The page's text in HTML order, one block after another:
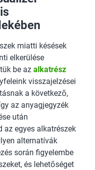
miatti késések
elkerülése
be az alkatrész
visszajelzései
a következő,
az anyagjegyzék
után
egyes alkatrészek
alternatívák
során figyelembe
és lehetőséget